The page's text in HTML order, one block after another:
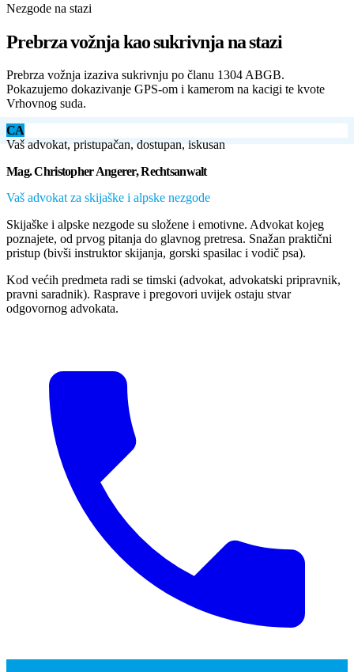
Nezgode na stazi
Prebrza vožnja kao sukrivnja na stazi
Prebrza vožnja izaziva sukrivnju po članu 1304 ABGB.
Pokazujemo dokazivanje GPS-om i kamerom na kacigi te kvote
Vrhovnog suda.
CA
Vaš advokat, pristupačan, dostupan, iskusan
Mag. Christopher Angerer, Rechtsanwalt
Vaš advokat za skijaške i alpske nezgode
Skijaške i alpske nezgode su složene i emotivne. Advokat kojeg
poznajete, od prvog pitanja do glavnog pretresa. Snažan praktični
pristup (bivši instruktor skijanja, gorski spasilac i vodič psa).
Kod većih predmeta radi se timski (advokat, advokatski pripravnik,
pravni saradnik). Rasprave i pregovori uvijek ostaju stvar
odgovornog advokata.